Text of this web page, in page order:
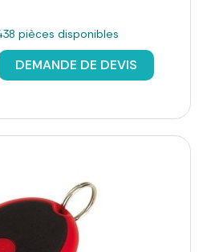
pièces disponibles
DEMANDE DE DEVIS